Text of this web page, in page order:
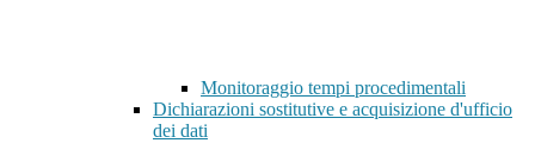
Monitoraggio tempi procedimentali
Dichiarazioni sostitutive e acquisizione d'ufficio
dei dati